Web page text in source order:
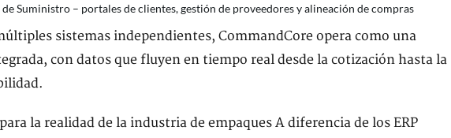
Suministro – portales de clientes, gestión de proveedores y alineación de compras
sistemas independientes, CommandCore opera como una
con datos que fluyen en tiempo real desde la cotización hasta la
la realidad de la industria de empaques A diferencia de los ERP